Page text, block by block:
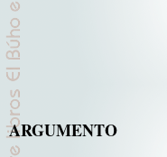
ARGUMENTO